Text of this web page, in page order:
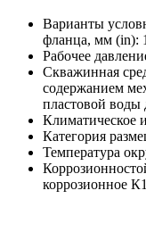
Варианты
фланца, мм (in):
Рабочее
Скважинная
содержанием
пластовой воды
Категория
Температура
коррозионное